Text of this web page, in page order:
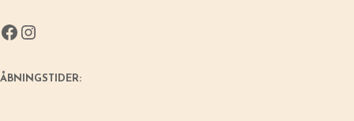
Facebook
Instagram
ÅBNINGSTIDER: